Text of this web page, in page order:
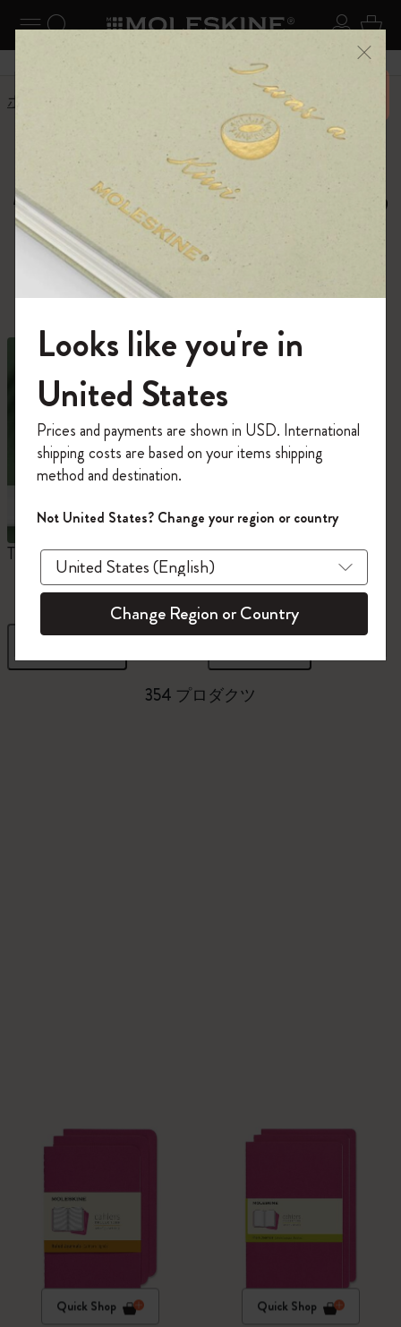
ナビゲーションの切替 ログ
検索 (キーワードなど) カ
6,500円以上のご購入で送料無料 メニ
ーを閉じる
ホーム
Moleskine Notebooks,
Journals and Cahiers
種類豊富なノートブックの中から、あなた
の才能を解き放つ1冊を。
The Original Notebook
ミニノートブックチャー
ム
354 プロダクツ
Quick Shop Quick Shop
モレスキンの世界へようこそ
「WELCOME10」を入力すると、初回注
文が10%オフ＋送料無料になります。セ
ール・アウトレット品は適用外。
Moleskineアカウントを作成して限定オフ
ァーや会員特典、さらに多くのインスピ
レーションを手に入れましょう。
今すぐ会員登録 !
Looks like you're in
United States
Prices and payments are shown in USD. International
shipping costs are based on your items shipping
method and destination.
Not United States? Change your region or country
Change Region or Country